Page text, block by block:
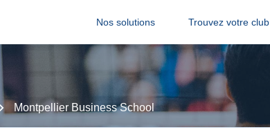
Nos solutions Trouvez votre club
Montpellier Business School